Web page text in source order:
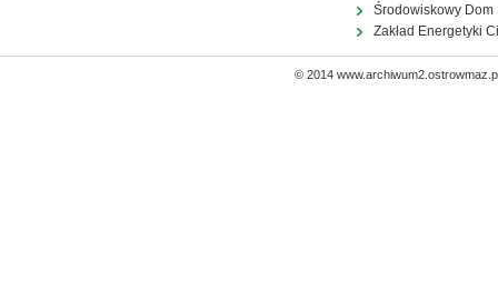
Środowiskowy Dom
Zakład Energetyki
© 2014